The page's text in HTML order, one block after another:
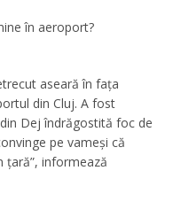
în aeroport?
aseară în faţa
din Cluj. A fost
Dej îndrăgostită foc de
pe vameşi că
ţară”, informează